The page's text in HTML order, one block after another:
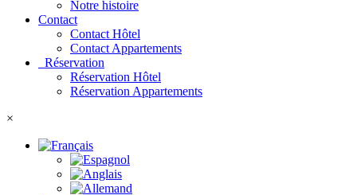
Notre histoire
Contact
Contact Hôtel
Contact Appartements
Réservation
Réservation Hôtel
Réservation Appartements
×